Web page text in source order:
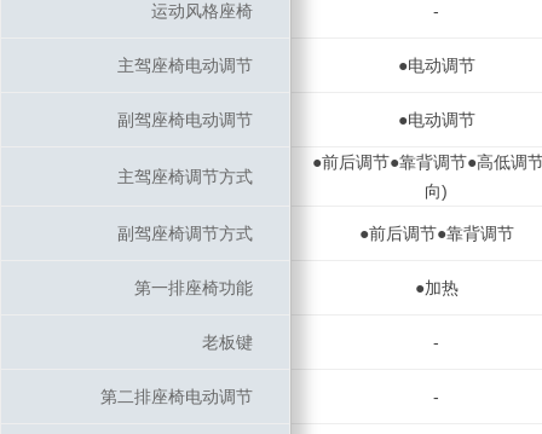
运动风格座椅 -
主驾座椅电动调节 ●电动调节
副驾座椅电动调节 ●电动调节
主驾座椅调节方式
●前后调节●靠背调节●高低调
向)
副驾座椅调节方式 ●前后调节●靠背调节
第一排座椅功能 ●加热
老板键 -
第二排座椅电动调节 -
运动风格座椅
主驾座椅电动调节
副驾座椅电动调节
主驾座椅调节方式
副驾座椅调节方式
第一排座椅功能
老板键
第二排座椅电动调节